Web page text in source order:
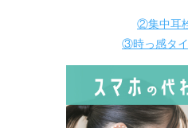
②集中耳
③時っ感タ